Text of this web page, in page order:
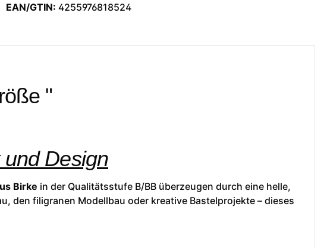
EAN/GTIN: 4255976818524
"
Design
Birke in der Qualitätsstufe B/BB überzeugen durch eine helle,
den filigranen Modellbau oder kreative Bastelprojekte – dieses